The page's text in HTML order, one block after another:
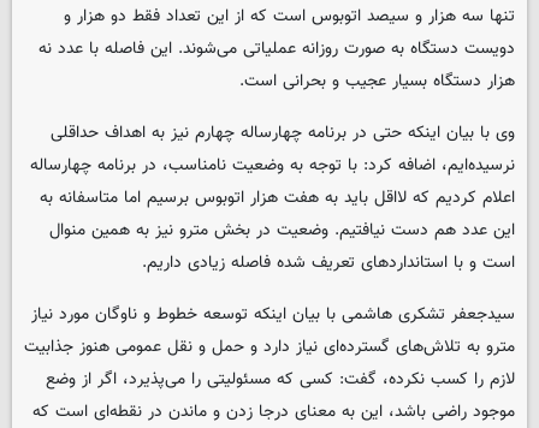
تنها سه هزار و سیصد اتوبوس است که از این تعداد فقط دو هزار و
دویست دستگاه به صورت روزانه عملیاتی می‌شوند. این فاصله با عدد نه
هزار دستگاه بسیار عجیب و بحرانی است.
وی با بیان اینکه حتی در برنامه چهارساله چهارم نیز به اهداف حداقلی
نرسیده‌ایم، اضافه کرد: با توجه به وضعیت نامناسب، در برنامه چهارساله
اعلام کردیم که لااقل باید به هفت هزار اتوبوس برسیم اما متاسفانه به
این عدد هم دست نیافتیم. وضعیت در بخش مترو نیز به همین منوال
است و با استانداردهای تعریف شده فاصله زیادی داریم.
سیدجعفر تشکری هاشمی با بیان اینکه توسعه خطوط و ناوگان مورد نیاز
مترو به تلاش‌های گسترده‌ای نیاز دارد و حمل و نقل عمومی هنوز جذابیت
لازم را کسب نکرده، گفت: کسی که مسئولیتی را می‌پذیرد، اگر از وضع
موجود راضی باشد، این به معنای درجا زدن و ماندن در نقطه‌ای است که